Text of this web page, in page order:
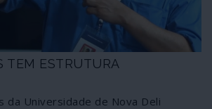
TEM ESTRUTURA
da Universidade de Nova Deli